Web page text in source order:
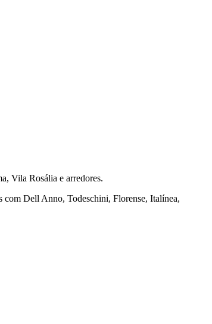
Vila Rosália e arredores.
com Dell Anno, Todeschini, Florense, Italínea,